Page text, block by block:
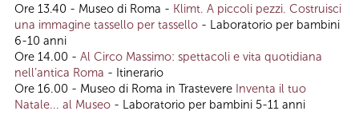
Ore 13.40 - Museo di Roma - Klimt. A piccoli pezzi. Costruisci
una immagine tassello per tassello - Laboratorio per bambini
6-10 anni
Ore 14.00 - Al Circo Massimo: spettacoli e vita quotidiana
nell’antica Roma - Itinerario
Ore 16.00 - Museo di Roma in Trastevere Inventa il tuo
Natale... al Museo - Laboratorio per bambini 5-11 anni